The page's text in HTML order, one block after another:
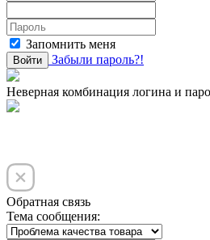
Запомнить меня
Войти Забыли пароль?!
Неверная комбинация логина и
Обратная связь
Тема сообщения: